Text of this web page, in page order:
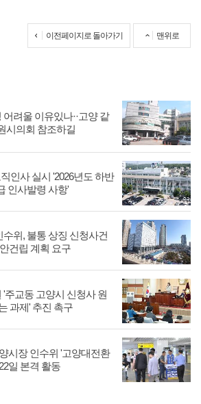
이전페이지로 돌아가기 맨위로
려울 이유있나··고양 같
시의회 참조하길
인사 실시 '2026년도 하반
인사발령 사항'
위, 불통 상징 신청사건
건립 계획 요구
주교동 고양시 신청사 원
과제' 추진 촉구
시장 인수위 '고양대전환
일 본격 활동